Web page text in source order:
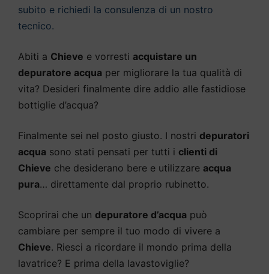
subito e richiedi la consulenza di un nostro
tecnico.
Abiti a Chieve e vorresti acquistare un
depuratore acqua per migliorare la tua qualità di
vita? Desideri finalmente dire addio alle fastidiose
bottiglie d’acqua?
Finalmente sei nel posto giusto. I nostri depuratori
acqua sono stati pensati per tutti i clienti di
Chieve che desiderano bere e utilizzare acqua
pura… direttamente dal proprio rubinetto.
Scoprirai che un depuratore d’acqua può
cambiare per sempre il tuo modo di vivere a
Chieve. Riesci a ricordare il mondo prima della
lavatrice? E prima della lavastoviglie?